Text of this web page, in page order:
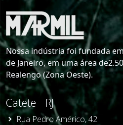
Nossa indústria foi fundada
de Janeiro, em uma área
Realengo (Zona Oeste).
Catete - RJ
Rua Pedro Américo, 42